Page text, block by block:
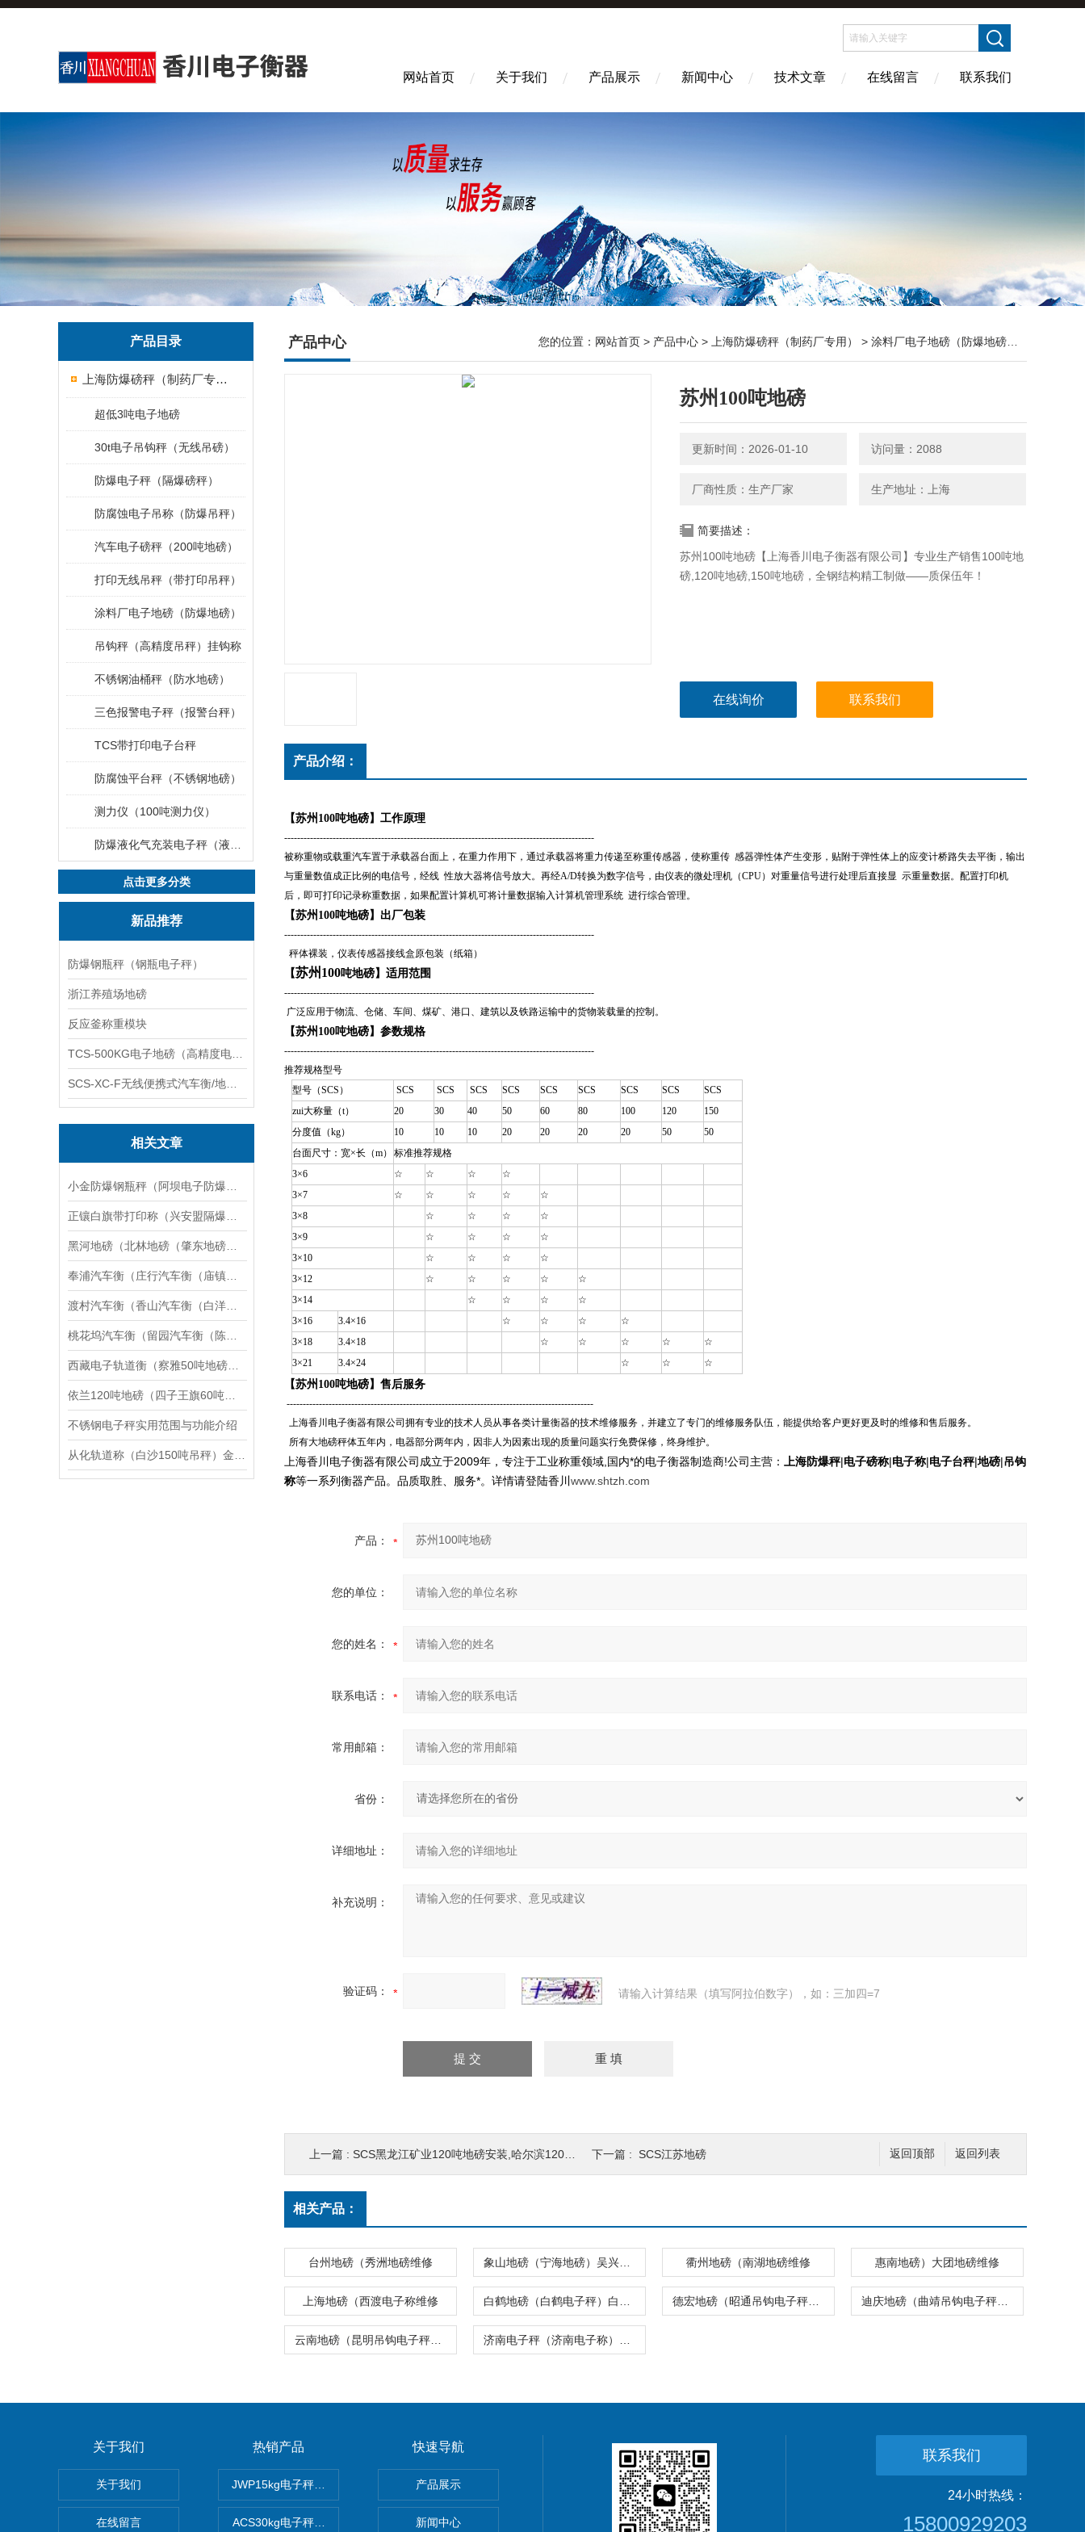
网站首页 关于我们 产品展示 新闻中心 技术文章 在线留言 联系我们
产品目录
上海防爆磅秤（制药厂专用）
超低3吨电子地磅
30t电子吊钩秤（无线吊磅）
防爆电子秤（隔爆磅秤）
防腐蚀电子吊称（防爆吊秤）
汽车电子磅秤（200吨地磅）
打印无线吊秤（带打印吊秤）
涂料厂电子地磅（防爆地磅）
吊钩秤（高精度吊秤）挂钩称
不锈钢油桶秤（防水地磅）
三色报警电子秤（报警台秤）
TCS带打印电子台秤
防腐蚀平台秤（不锈钢地磅）
测力仪（100吨测力仪）
点击更多分类
新品推荐
防爆钢瓶秤（钢瓶电子秤）
浙江养殖场地磅
反应釜称重模块
相关文章
不锈钢电子秤实用范围与功能介绍
产品中心 您的位置： 网站首页 > 产品中心 > 上海防爆磅秤（制药厂专用） > 涂料厂电子地磅（防爆地磅）
苏州100吨地磅
更新时间：2026-01-10 访问量：2088
厂商性质：生产厂家 生产地址：上海
简要描述：
苏州100吨地磅【上海香川电子衡器有限公司】专业生产销售100吨地
磅,120吨地磅,150吨地磅，全钢结构精工制做——质保伍年！
在线询价 联系我们
产品介绍：
【苏州100吨地磅】工作原理
------------------------------------------------------------------------------------------------
被称重物或载重汽车置于承载器台面上，在重力作用下，通过承载器将重力传递至称重传感器，使称重传 感器弹性体产生变形，贴附于弹性体上的应变计桥路失去平衡，输出
与重量数值成正比例的电信号，经线 性放大器将信号放大。再经A/D转换为数字信号，由仪表的微处理机（CPU）对重量信号进行处理后直接显 示重量数据。配置打印机
后，即可打印记录称重数据，如果配置计算机可将计量数据输入计算机管理系统 进行综合管理。
【苏州100吨地磅】出厂包装
------------------------------------------------------------------------------------------------
秤体裸装，仪表传感器接线盒原包装（纸箱）
【苏州 100吨地磅】适用范围
------------------------------------------------------------------------------------------------
广泛应用于物流、仓储、车间、煤矿、港口、建筑以及铁路运输中的货物装载量的控制。
【苏州100吨地磅】参数规格
------------------------------------------------------------------------------------------------
推荐规格型号
型号 （SCS） SCS SCS SCS SCS SCS SCS SCS SCS
SCS
zui大称量（t）
20 30 40 50 60 80 100 120
150
分度值（kg）
10 10 10 20 20 20 20 50
50
台面尺寸：宽×长（m）
标准推荐规格
3×6
☆ ☆ ☆
☆
3×7
☆ ☆ ☆ ☆
☆
3×8
☆ ☆ ☆
☆
3×9
☆ ☆ ☆
☆
3×10
☆ ☆ ☆
☆
3×12
☆ ☆ ☆ ☆
☆
3×14
☆ ☆ ☆
☆
3×16
3.4×16 ☆ ☆ ☆
☆
3×18
3.4×18 ☆ ☆ ☆ ☆
☆
3×21
3.4×24 ☆ ☆ ☆
【苏州100吨地磅】售后服务
-----------------------------------------------------------------------------------------------
上海香川电子衡器有限公司拥有专业的技术人员从事各类计量衡器的技术维修服务，并建立了专门的维修服务队伍，能提供给客户更好更及时的维修和售后服务。
所有大地磅秤体五年内，电器部分两年内，因非人为因素出现的质量问题实行免费保修，终身维护。
上海香川电子衡器有限公司成立于2009年，专注于工业称重领域,国内*的电子衡器制造商!公司主营： 上海防爆秤|电子磅称|电子称|电子台秤|地磅|吊钩
称等一系列衡器产品。品质取胜、服务*。详情请登陆香川 www.shtzh.com
产品：
您的单位：
您的姓名：
联系电话：
常用邮箱：
省份：
详细地址：
补充说明：
验证码： 请输入计算结果（填写阿拉伯数字），如：三加四=7
返回列表
返回顶部
上一篇 : SCS黑龙江矿业120吨地磅安装,哈尔滨120吨过汽车地秤生产厂家 下一篇 : SCS江苏地磅
相关产品：
台州地磅（秀洲地磅维修 衢州地磅（南湖地磅维修 惠南地磅）大团地磅维修
上海地磅（西渡电子称维修
关于我们
关于我们
在线留言
热销产品
JWP15kg电子秤价格,15公斤电子秤价钱,15KG电子称报价
ACS30kg电子秤价格,30公斤电子秤价钱,30KG电子称报价
快速导航
产品展示
新闻中心
联系我们
24小时热线：
15800929203